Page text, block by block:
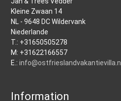
Kleine Zwaan 14
NL - 9648 DC Wildervank
Niederlande
T.: +31650505278
M: +31622166557
E.:info@ostfrieslandvakantievilla.nl
Information